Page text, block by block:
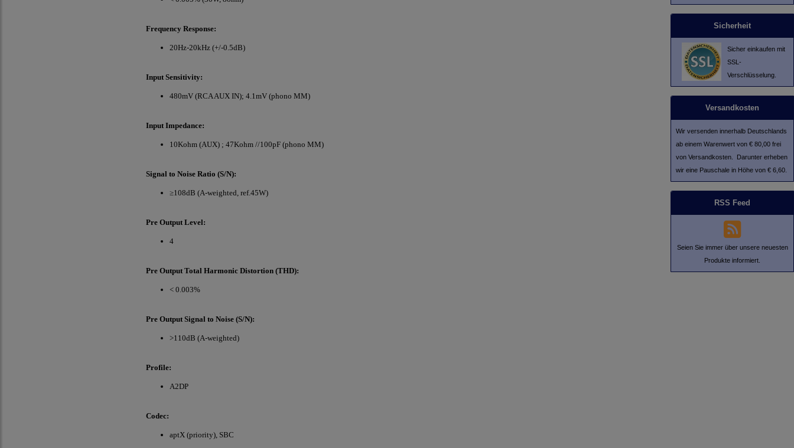
Frequency Response:
20Hz-20kHz (+/-0.5dB)
Input Sensitivity:
480mV (RCA AUX IN); 4.1mV (phono MM)
Input Impedance:
10Kohm (AUX) ; 47Kohm //100pF (phono MM)
Signal to Noise Ratio (S/N):
≥108dB (A-weighted, ref.45W)
Pre Output Level:
4
Pre Output Total Harmonic Distortion (THD):
< 0.003%
Pre Output Signal to Noise (S/N):
>110dB (A-weighted)
Profile:
A2DP
Codec:
aptX (priority), SBC
Sicherheit
Sicher einkaufen mit
SSL-
Verschlüsselung.
Versandkosten
Wir versenden innerhalb Deutschlands
ab einem Warenwert von € 80,00 frei
von Versandkosten. Darunter erheben
wir eine Pauschale in Höhe von € 6,60.
RSS Feed
Seien Sie immer über unsere neuesten
Produkte informiert.